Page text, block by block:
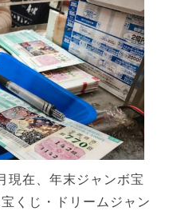
現在、年末ジャンボ宝
くじ・ドリームジャン